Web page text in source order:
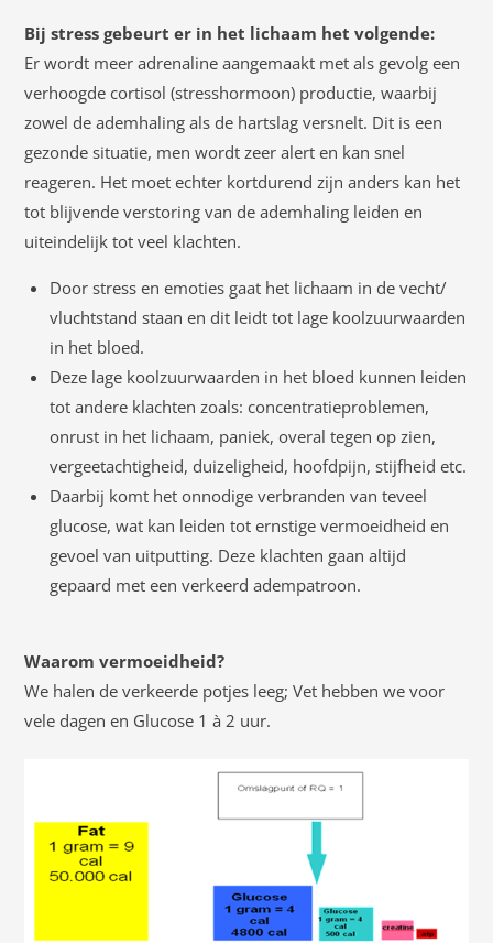
Bij stress gebeurt er in het lichaam het volgende:
Er wordt meer adrenaline aangemaakt met als gevolg een
verhoogde cortisol (stresshormoon) productie, waarbij
zowel de ademhaling als de hartslag versnelt. Dit is een
gezonde situatie, men wordt zeer alert en kan snel
reageren. Het moet echter kortdurend zijn anders kan het
tot blijvende verstoring van de ademhaling leiden en
uiteindelijk tot veel klachten.
Door stress en emoties gaat het lichaam in de vecht/
vluchtstand staan en dit leidt tot lage koolzuurwaarden
in het bloed.
Deze lage koolzuurwaarden in het bloed kunnen leiden
tot andere klachten zoals: concentratieproblemen,
onrust in het lichaam, paniek, overal tegen op zien,
vergeetachtigheid, duizeligheid, hoofdpijn, stijfheid etc.
Daarbij komt het onnodige verbranden van teveel
glucose, wat kan leiden tot ernstige vermoeidheid en
gevoel van uitputting. Deze klachten gaan altijd
gepaard met een verkeerd adempatroon.
Waarom vermoeidheid?
We halen de verkeerde potjes leeg; Vet hebben we voor
vele dagen en Glucose 1 à 2 uur.